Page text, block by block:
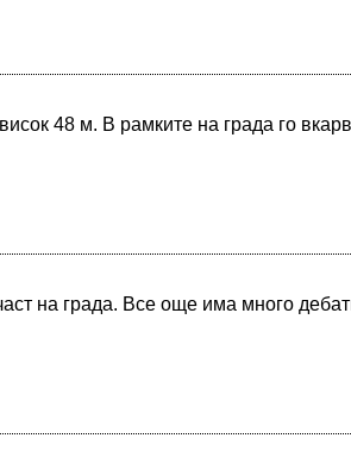
48 м. В рамките на града го
на града. Все още има много